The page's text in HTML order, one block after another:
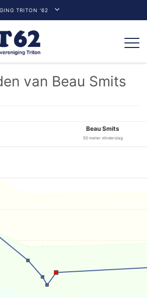
TRITON '62
van Beau Smits
Beau Smits
50 meter vlinderslag